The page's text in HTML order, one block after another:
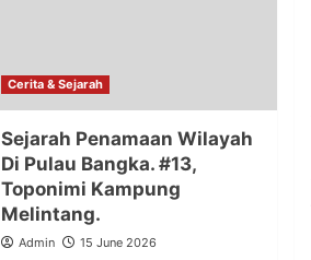
Cerita & Sejarah
Sejarah Penamaan Wilayah
Di Pulau Bangka. #13,
Toponimi Kampung
Melintang.
Admin 15 June 2026